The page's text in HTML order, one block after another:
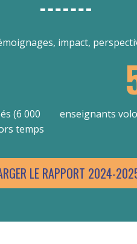
impact,
(6 000
temps
enseignants
LE RAPPORT 2024-